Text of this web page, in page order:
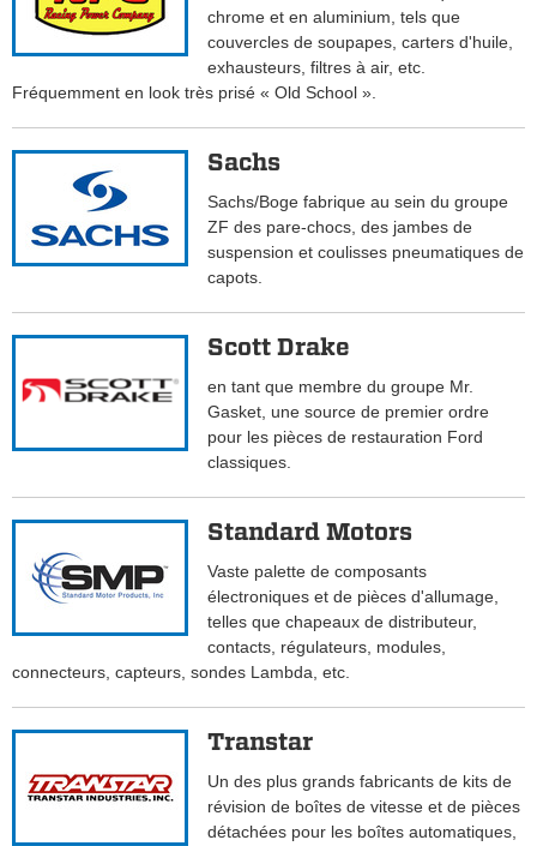
chrome et en aluminium, tels que
couvercles de soupapes, carters d'huile,
exhausteurs, filtres à air, etc.
Fréquemment en look très prisé « Old School ».
Sachs
Sachs/Boge fabrique au sein du groupe
ZF des pare-chocs, des jambes de
suspension et coulisses pneumatiques de
capots.
Scott Drake
en tant que membre du groupe Mr.
Gasket, une source de premier ordre
pour les pièces de restauration Ford
classiques.
Standard Motors
Vaste palette de composants
électroniques et de pièces d'allumage,
telles que chapeaux de distributeur,
contacts, régulateurs, modules,
connecteurs, capteurs, sondes Lambda, etc.
Transtar
Un des plus grands fabricants de kits de
révision de boîtes de vitesse et de pièces
détachées pour les boîtes automatiques,